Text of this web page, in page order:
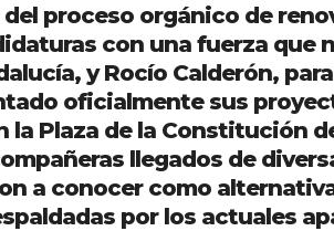
proceso orgánico de
con una fuerza que
y Rocío Calderón,
oficialmente sus
la Plaza de la Constitución
llegados de
a conocer como
por los actuales